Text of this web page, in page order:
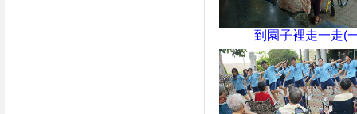
到園子裡走一走(